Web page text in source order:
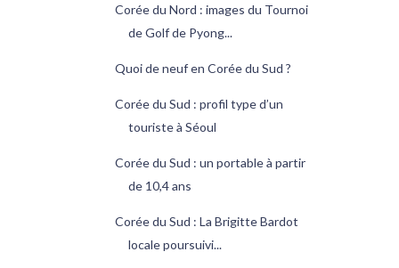
Corée du Nord : images du Tournoi
de Golf de Pyong...
Quoi de neuf en Corée du Sud ?
Corée du Sud : profil type d’un
touriste à Séoul
Corée du Sud : un portable à partir
de 10,4 ans
Corée du Sud : La Brigitte Bardot
locale poursuivi...